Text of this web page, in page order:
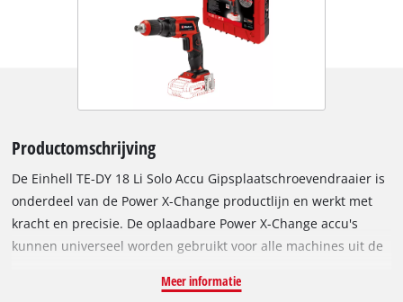
Productomschrijving
De Einhell TE-DY 18 Li Solo Accu Gipsplaatschroevendraaier is
onderdeel van de Power X-Change productlijn en werkt met
kracht en precisie. De oplaadbare Power X-Change accu's
kunnen universeel worden gebruikt voor alle machines uit de
bestand tegen zelfontlading. De gipsplaatschroevendraaier
Meer informatie